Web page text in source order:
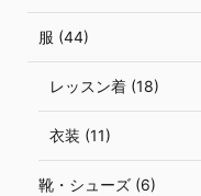
服 (44)
レッスン着 (18)
衣装 (11)
靴・シューズ (6)